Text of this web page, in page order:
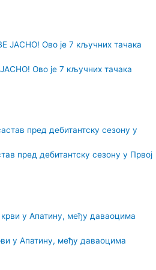
Ово је 7 кључних тачака
пред дебитантску сезону у Првој
у Апатину, међу даваоцима